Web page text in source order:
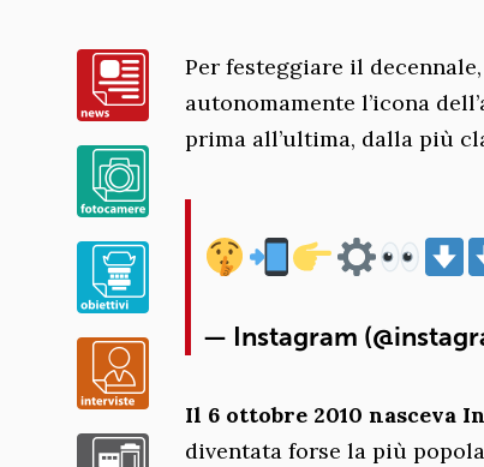
Per festeggiare il
autonomamente l’icona
prima all’ultima, dalla più
— Instagram
Il 6 ottobre 2010 nasceva
diventata forse la più